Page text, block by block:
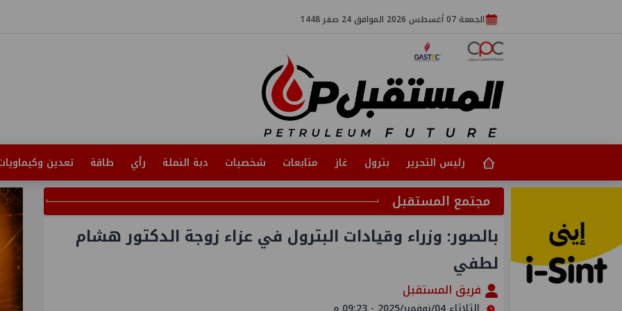
الجمعة 07 أغسطس 2026 الموافق 24 صفر 1448
رئيس التحرير بترول غاز متابعات شخصيات دبة النملة رأي طاقة تعدين
مجتمع المستقبل
بالصور: وزراء وقيادات البترول في عزاء زوجة الدكتور هشام
لطفي
فريق المستقبل